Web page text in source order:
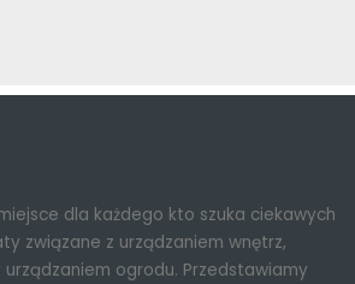
dla każdego kto szuka ciekawych
związane z urządzaniem wnętrz,
ogrodu. Przedstawiamy